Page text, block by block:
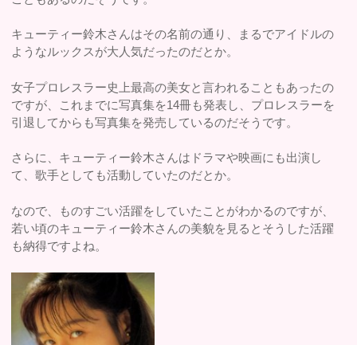
キューティー鈴木さんはその名前の通り、まるでアイドルの
ようなルックスが大人気だったのだとか。
女子プロレスラー史上最高の美女と言われることもあったの
ですが、これまでに写真集を14冊も発表し、プロレスラーを
引退してからも写真集を発売しているのだそうです。
さらに、キューティー鈴木さんはドラマや映画にも出演し
て、歌手としても活動していたのだとか。
なので、ものすごい活躍をしていたことがわかるのですが、
若い頃のキューティー鈴木さんの美貌を見るとそうした活躍
も納得ですよね。